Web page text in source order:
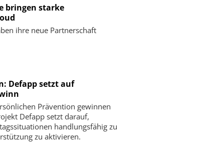
bringen starke
ihre neue Partnerschaft
Defapp setzt auf
Prävention gewinnen
Defapp setzt darauf,
handlungsfähig zu
zu aktivieren.